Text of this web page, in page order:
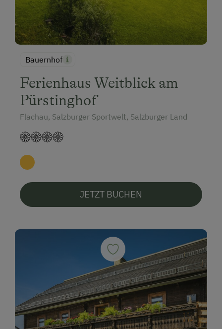
Bauernhof
Ferienhaus Weitblick am
Pürstinghof
Flachau, Salzburger Sportwelt, Salzburger Land
JETZT BUCHEN